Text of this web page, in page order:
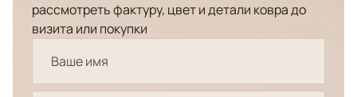
рассмотреть фактуру, цвет и детали ковра до
визита или покупки